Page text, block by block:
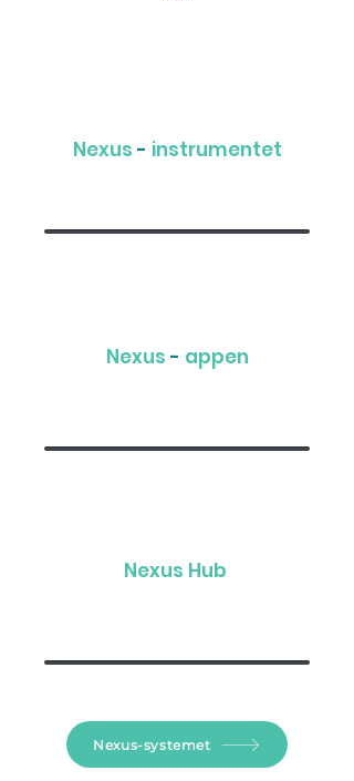
Nexus - instrumentet
Nexus - appen
Nexus Hub
Nexus-systemet